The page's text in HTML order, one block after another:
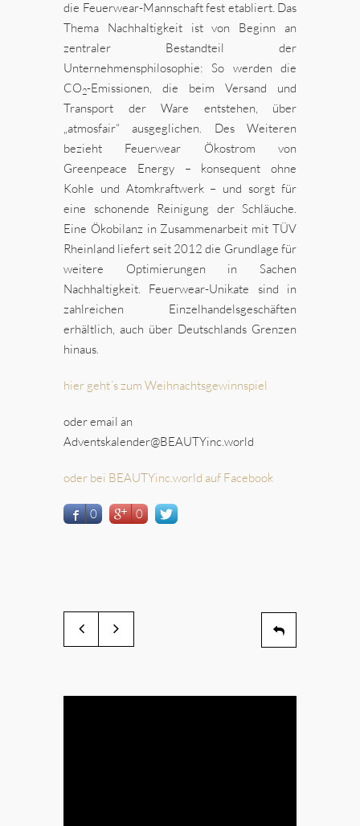
die Feuerwear-Mannschaft fest etabliert. Das
Thema Nachhaltigkeit ist von Beginn an
zentraler Bestandteil der
Unternehmensphilosophie: So werden die
CO2-Emissionen, die beim Versand und
Transport der Ware entstehen, über
„atmosfair“ ausgeglichen. Des Weiteren
bezieht Feuerwear Ökostrom von
Greenpeace Energy – konsequent ohne
Kohle und Atomkraftwerk – und sorgt für
eine schonende Reinigung der Schläuche.
Eine Ökobilanz in Zusammenarbeit mit TÜV
Rheinland liefert seit 2012 die Grundlage für
weitere Optimierungen in Sachen
Nachhaltigkeit. Feuerwear-Unikate sind in
zahlreichen Einzelhandelsgeschäften
erhältlich, auch über Deutschlands Grenzen
hinaus.
hier geht´s zum Weihnachtsgewinnspiel
oder email an
Adventskalender@BEAUTYinc.world
oder bei BEAUTYinc.world auf Facebook
0 0